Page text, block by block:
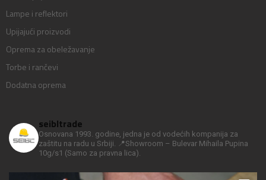
Lampe i reflektori
Upijajući proizvodi
Oprema za obeležavanje
Torbe i rančevi
Dodatna oprema
seibltrade
Osnovana 1993. godine, jedna je od vodećih kompanija za
zaštitu na radu u Srbiji.
📍Showroom – Bulevar Mihaila Pupina
10g/s1 (Samo za pravna lica).